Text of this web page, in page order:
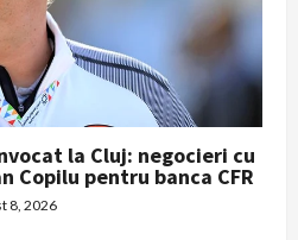
la Cluj: negocieri cu
Copilu pentru banca CFR
8, 2026